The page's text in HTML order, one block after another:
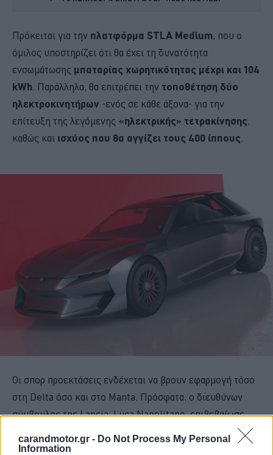
carandmotor.gr - Do Not Process My Personal
Information
Πρόκειται για την πλατφόρμα STLA Medium, που ο
όμιλος υποστηρίζει ότι θα έχει τη δυνατότητα
ενσωμάτωσης μπαταρίας χωρητικότητας μέχρι και 104
kWh . Παράλληλα, θα επιτρέπει την τοποθέτηση δύο
ηλεκτροκινητήρων -ενός σε κάθε άξονα- για την
επίτευξη της λεγόμενης «ηλεκτρικής» τετρακίνησης,
καθώς και ισχύος που θα αγγίζει τους 400 ίππους
Οι σπορ προεκτάσεις ενδέχεται να βρουν εφαρμογή τόσο
στη Delta όσο και στο Manta. Πρόσφατα, ο διευθύνων
σύμβουλος της Lancia, Luca Napolitano, επιβεβαίωσε
θα περάσει στη νέα
της γενιά το 2026 ως αμιγώς ηλεκτρική